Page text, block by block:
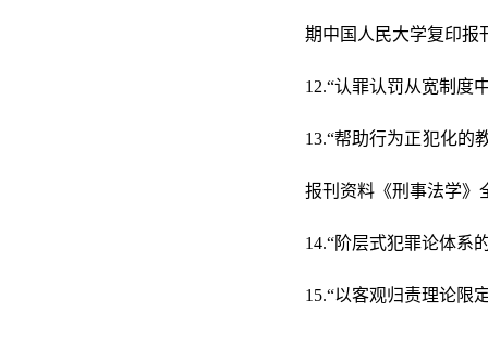
期中国人民大学复印报
12.“认罪认罚从宽制度
13.“帮助行为正犯化的
报刊资料《刑事法学》
14.“阶层式犯罪论体系
15.“以客观归责理论限